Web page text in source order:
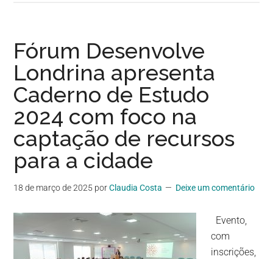
Fórum Desenvolve
Londrina apresenta
Caderno de Estudo
2024 com foco na
captação de recursos
para a cidade
18 de março de 2025 porClaudia Costa Deixe um comentário
Evento,
com
inscrições,